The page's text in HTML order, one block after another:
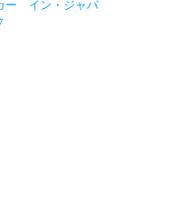
ー イン・ジャパ